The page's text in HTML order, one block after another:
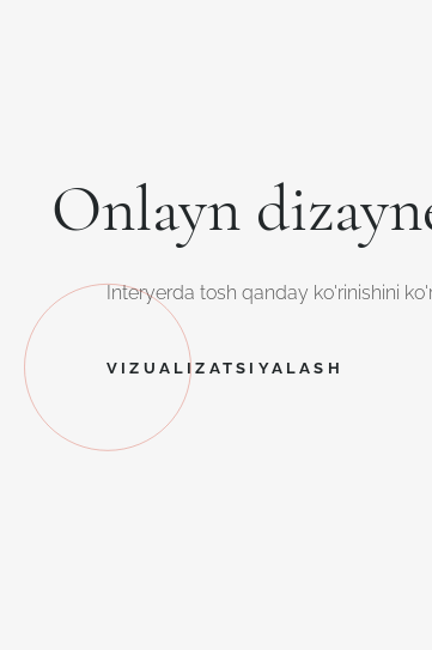
Onlayn
Interyerda tosh qanday ko'rinishini
VIZUALIZATSIYALASH